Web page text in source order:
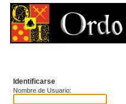
FAQ
Índice general
Identificarse
Nombre de Usuario: